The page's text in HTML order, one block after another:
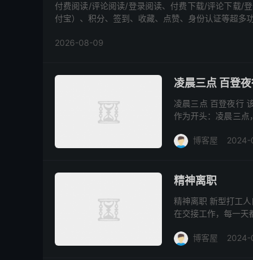
付费阅读/评论阅读/登录阅读、付费下载/评论下载/
付宝）、积分、签到、收藏、点赞、身份认证等超多
2026-08-09
凌晨三点 百登
凌晨三点 百登夜行
作为开头：凌晨三点
博客屋 2024-
精神离职
精神离职 新型打工
在交接工作，每一天
博客屋 2024-